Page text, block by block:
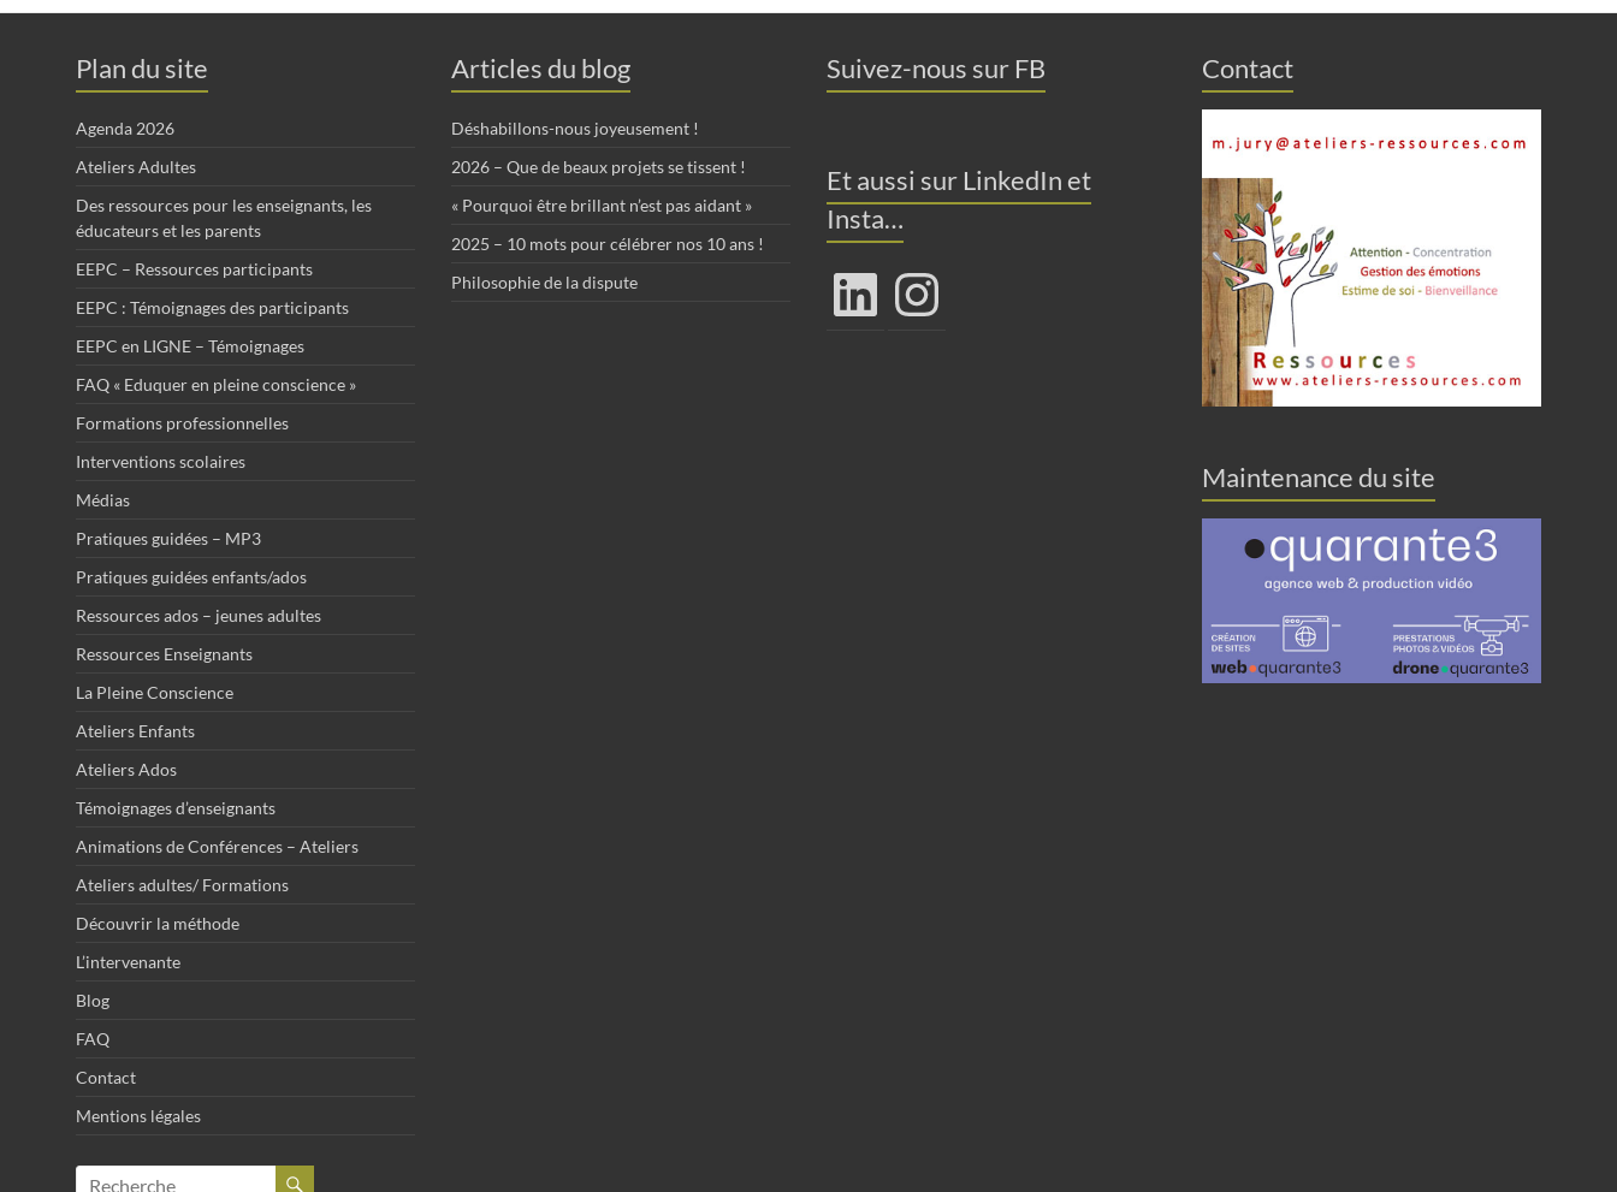
Plan du site
Agenda 2026
Ateliers Adultes
Des ressources pour les enseignants, les
éducateurs et les parents
EEPC – Ressources participants
EEPC : Témoignages des participants
EEPC en LIGNE – Témoignages
FAQ « Eduquer en pleine conscience »
Formations professionnelles
Interventions scolaires
Médias
Pratiques guidées – MP3
Pratiques guidées enfants/ados
Ressources ados – jeunes adultes
Ressources Enseignants
La Pleine Conscience
Ateliers Enfants
Ateliers Ados
Témoignages d’enseignants
Animations de Conférences – Ateliers
Ateliers adultes/ Formations
Découvrir la méthode
L’intervenante
Blog
FAQ
Contact
Mentions légales
Articles du blog
Déshabillons-nous joyeusement !
2026 – Que de beaux projets se tissent !
« Pourquoi être brillant n’est pas aidant »
2025 – 10 mots pour célébrer nos 10 ans !
Philosophie de la dispute
Suivez-nous sur FB
Et aussi sur LinkedIn et
Insta…
LinkedIn Instagram
Contact
Maintenance du site